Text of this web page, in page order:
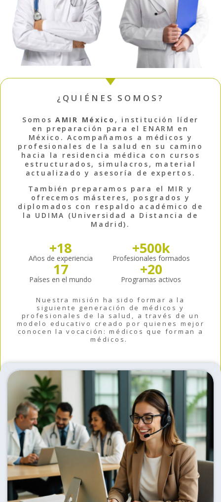
¿QUIÉNES SOMOS?
SomosAMIR México , institución líder
en preparación para el ENARM en
México. Acompañamos a médicos y
profesionales de la salud en su camino
hacia la residencia médica con cursos
estructurados, simulacros, material
actualizado y asesoría de expertos.
También preparamos para el MIR y
ofrecemos másteres, posgrados y
diplomados con respaldo académico de
la UDIMA (Universidad a Distancia de
Madrid).
Años de experiencia
+18
Profesionales formados
+500k
Países en el mundo
17
Programas activos
+20
Nuestra misión ha sido formar a la
siguiente generación de médicos y
profesionales de la salud, a través de un
modelo educativo creado por quienes mejor
conocen la vocación: médicos que forman a
médicos.